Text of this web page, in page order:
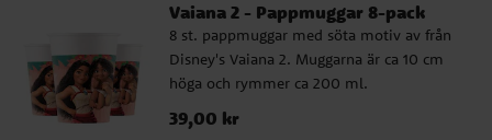
Vaiana 2 - Pappmuggar 8-pack
8 st. pappmuggar med söta motiv av från
Disney's Vaiana 2. Muggarna är ca 10 cm
höga och rymmer ca 200 ml.
Pris:39,00 kr
39,00 kr